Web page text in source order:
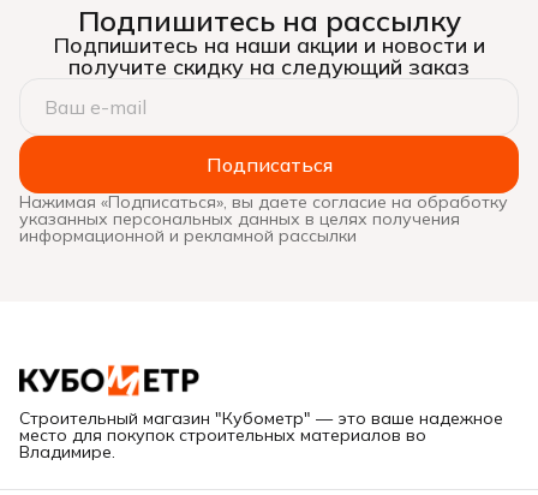
Подпишитесь на рассылку
Подпишитесь на наши акции и новости и
получите скидку на следующий заказ
Подписаться
Нажимая «Подписаться», вы даете согласие на обработку
указанных персональных данных в целях получения
информационной и рекламной рассылки
Строительный магазин "Кубометр" — это ваше надежное
место для покупок строительных материалов во
Владимире.